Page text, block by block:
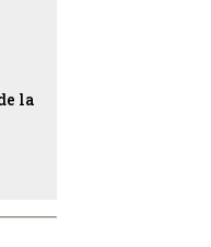
la